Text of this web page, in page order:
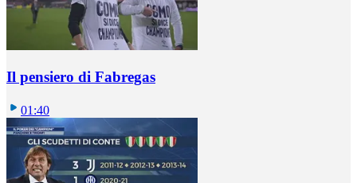
Il pensiero di Fabregas
01:40